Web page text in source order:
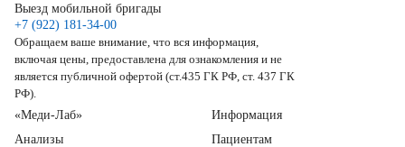
Выезд мобильной бригады
+7 (922) 181-34-00
Обращаем ваше внимание, что вся информация,
включая цены, предоставлена для ознакомления и не
является публичной офертой (ст.435 ГК РФ, ст. 437 ГК
РФ).
«Меди-Лаб»
Анализы
Информация
Пациентам